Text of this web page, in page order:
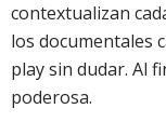
contextualizan
los documentales
play sin dudar. Al
poderosa.